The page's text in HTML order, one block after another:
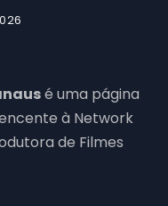
é uma página
à Network
de Filmes